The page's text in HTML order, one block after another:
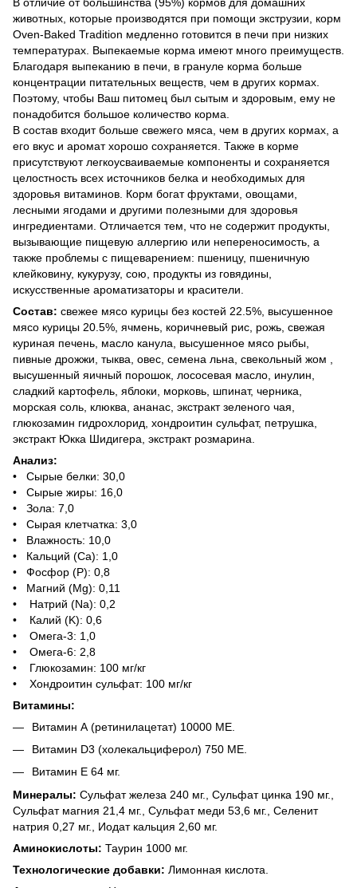
животных, которые производятся при помощи экструзии, корм
Oven-Baked Tradition медленно готовится в печи при низких
температурах. Выпекаемые корма имеют много преимуществ.
Благодаря выпеканию в печи, в грануле корма больше
концентрации питательных веществ, чем в других кормах.
Поэтому, чтобы Ваш питомец был сытым и здоровым, ему не
понадобится большое количество корма.
В состав входит больше свежего мяса, чем в других кормах, а
его вкус и аромат хорошо сохраняется. Также в корме
присутствуют легкоусваиваемые компоненты и сохраняется
целостность всех источников белка и необходимых для
здоровья витаминов. Корм богат фруктами, овощами,
лесными ягодами и другими полезными для здоровья
ингредиентами. Отличается тем, что не содержит продукты,
вызывающие пищевую аллергию или непереносимость, а
также проблемы с пищеварением: пшеницу, пшеничную
клейковину, кукурузу, сою, продукты из говядины,
искусственные ароматизаторы и красители.
Состав: свежее мясо курицы без костей 22.5%, высушенное
мясо курицы 20.5%, ячмень, коричневый рис, рожь, свежая
куриная печень, масло канула, высушенное мясо рыбы,
пивные дрожжи, тыква, овес, семена льна, свекольный жом ,
высушенный яичный порошок, лососевая масло, инулин,
сладкий картофель, яблоки, морковь, шпинат, черника,
морская соль, клюква, ананас, экстракт зеленого чая,
глюкозамин гидрохлорид, хондроитин сульфат, петрушка,
экстракт Юкка Шидигера, экстракт розмарина.
Анализ:
• Сырые белки: 30,0
• Сырые жиры: 16,0
• Зола: 7,0
• Сырая клетчатка: 3,0
• Влажность: 10,0
• Кальций (Са): 1,0
• Фосфор (P): 0,8
• Магний (Mg): 0,11
• Натрий (Na): 0,2
• Калий (K): 0,6
• Омега-3: 1,0
• Омега-6: 2,8
• Глюкозамин: 100 мг/кг
• Хондроитин сульфат: 100 мг/кг
Витамины:
Витамин А (ретинилацетат) 10000 МЕ.
Витамин D3 (холекальциферол) 750 МЕ.
Витамин Е 64 мг.
Минералы: Сульфат железа 240 мг., Сульфат цинка 190 мг.,
Сульфат магния 21,4 мг., Сульфат меди 53,6 мг., Селенит
натрия 0,27 мг., Иодат кальция 2,60 мг.
Аминокислоты: Таурин 1000 мг.
Технологические добавки: Лимонная кислота.